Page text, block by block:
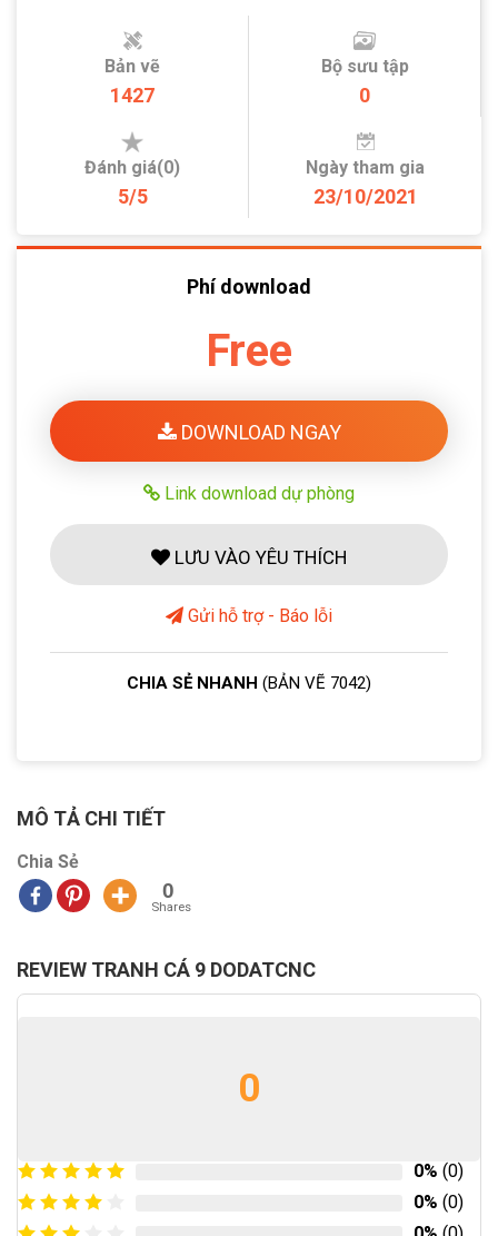
Bản vẽ
1427
Bộ sưu tập
0
Đánh giá(0)
5/5
Ngày tham gia
23/10/2021
Phí download
Free
DOWNLOAD NGAY
Link download dự phòng
LƯU VÀO YÊU THÍCH
Gửi hỗ trợ - Báo lỗi
CHIA SẺ NHANH (BẢN VẼ 7042)
MÔ TẢ CHI TIẾT
Chia Sẻ
0
Shares
REVIEW TRANH CÁ 9 DODATCNC
0
0% (0)
0% (0)